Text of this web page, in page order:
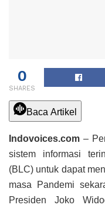
0
SHARES
Baca Artikel
Indovoices.com –
sistem informasi
(BLC) untuk dapat
masa Pandemi
Presiden Joko